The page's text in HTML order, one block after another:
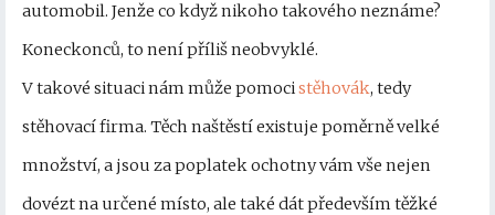
automobil. Jenže co když nikoho takového neznáme?
Koneckonců, to není příliš neobvyklé.
V takové situaci nám může pomocistěhovák, tedy
stěhovací firma. Těch naštěstí existuje poměrně velké
množství, a jsou za poplatek ochotny vám vše nejen
dovézt na určené místo, ale také dát především těžké